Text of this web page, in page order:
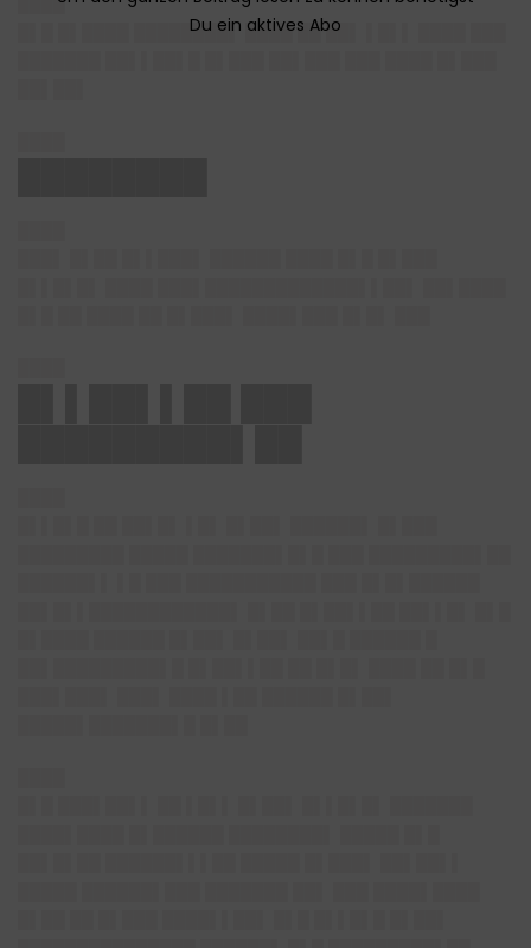
█▌█ █▌████ ████████▌ ████ ██ ██▌ ▌█▌▌ ████ ███